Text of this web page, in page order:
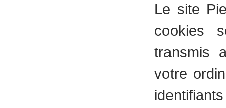
Le site
cookies
transmis
votre